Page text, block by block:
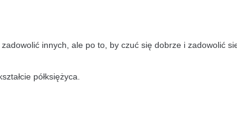
innych, ale po to, by czuć się dobrze i zadowolić
półksiężyca.